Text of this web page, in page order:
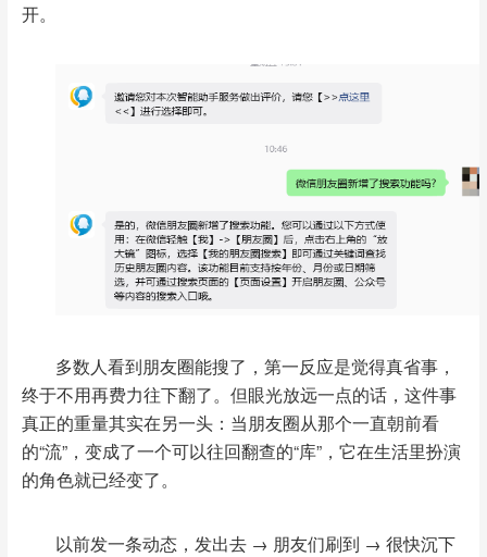
开。
多数人看到朋友圈能搜了，第一反应是觉得真省事，
终于不用再费力往下翻了。但眼光放远一点的话，这件事
真正的重量其实在另一头：当朋友圈从那个一直朝前看
的“流”，变成了一个可以往回翻查的“库”，它在生活里扮演
的角色就已经变了。
以前发一条动态，发出去 → 朋友们刷到 → 很快沉下